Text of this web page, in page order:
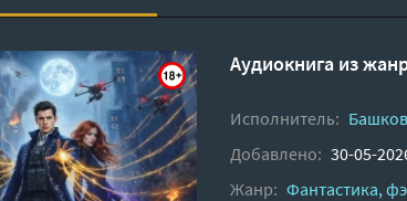
Аудиокнига из
Исполнитель:
Добавлено: 30-05-
Жанр: Фантастика,